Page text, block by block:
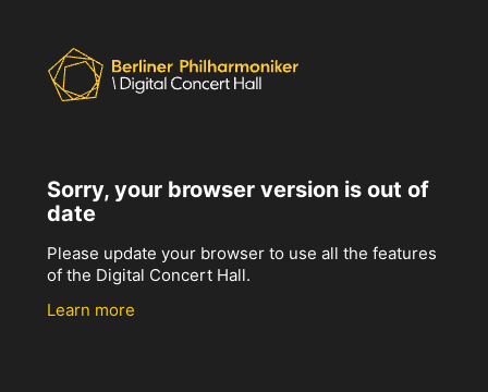
Sorry, your browser version is out of
date
Please update your browser to use all the features
of the Digital Concert Hall.
Learn more